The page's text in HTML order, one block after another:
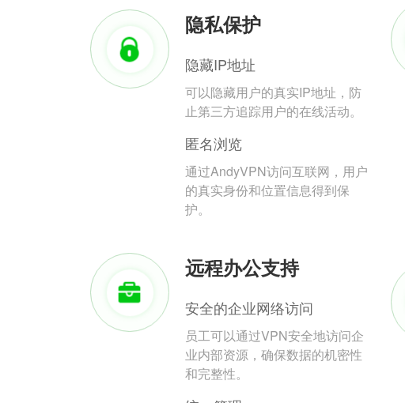
隐私保护
隐藏IP地址
可以隐藏用户的真实IP地址，防
止第三方追踪用户的在线活动。
匿名浏览
通过AndyVPN访问互联网，用户
的真实身份和位置信息得到保
护。
远程办公支持
安全的企业网络访问
员工可以通过VPN安全地访问企
业内部资源，确保数据的机密性
和完整性。